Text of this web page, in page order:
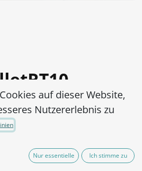
subsp.
00003-
auf dieser Website,
Nutzererlebnis zu
Nur essentielle Ich stimme zu